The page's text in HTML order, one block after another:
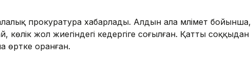
прокуратура хабарлады. Алдын ала мәлімет бойынша,
көлік жол жиегіндегі кедергіге соғылған. Қатты соққыдан
өртке оранған.